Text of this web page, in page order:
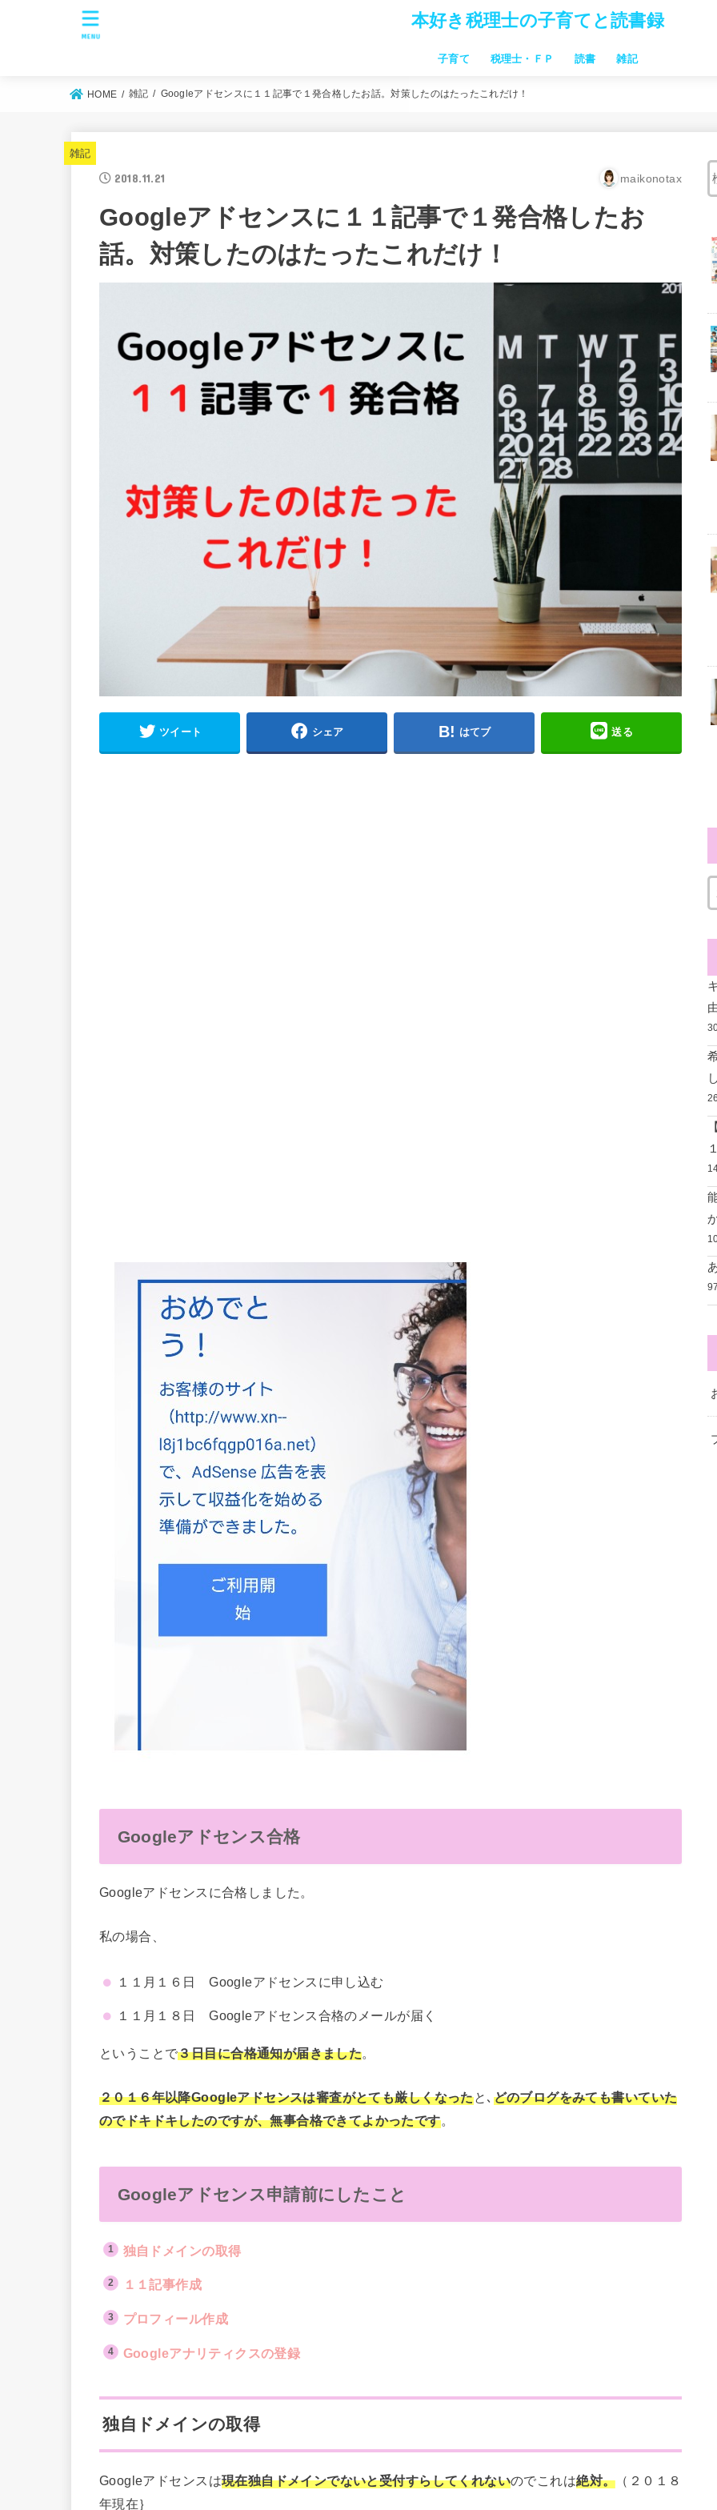
本好き税理士の子育てと読書録
子育て
習い事
子連れ旅行・お出かけ
お金のこと 家事時短
子供向け絵本
子育本
中学受験
税理士・ＦＰ
仕事関連本
税理士試験
読書 雑記
MENU
HOME 雑記 Googleアドセンスに１１記事で１発合格したお話。対策したのはたったこれだけ！
雑記
2018.11.21 maikonotax
Googleアドセンスに１１記事で１発合格したお
話。対策したのはたったこれだけ！
ツイート シェア はてブ 送る
Googleアドセンス合格
Googleアドセンスに合格しました。
私の場合、
１１月１６日 Googleアドセンスに申し込む
１１月１８日 Googleアドセンス合格のメールが届く
ということで３日目に合格通知が届きました
２０１６年以降Googleアドセンスは審査がとても厳しくなったと､ どのブログをみても書いていた
のでドキドキしたのですが、無事合格できてよかったです。
Googleアドセンス申請前にしたこと
独自ドメインの取得
１１記事作成
プロフィール作成
Googleアナリティクスの登録
独自ドメインの取得
Googleアドセンスは現在独自ドメインでないと受付すらしてくれないのでこれは絶対。 （２０１８
年現在｝